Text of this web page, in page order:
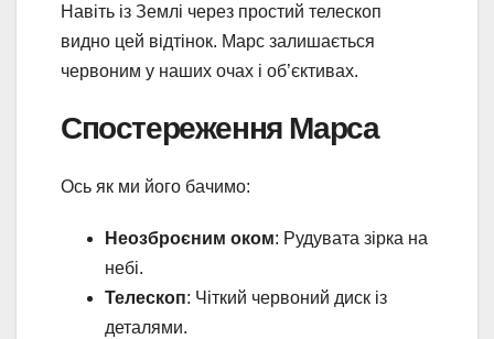
Навіть із Землі через простий телескоп
видно цей відтінок. Марс залишається
червоним у наших очах і об’єктивах.
Спостереження Марса
Ось як ми його бачимо:
Неозброєним оком: Рудувата зірка на
небі.
Телескоп: Чіткий червоний диск із
деталями.